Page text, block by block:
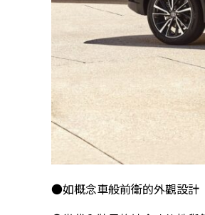
●如概念車般前衛的外觀設計